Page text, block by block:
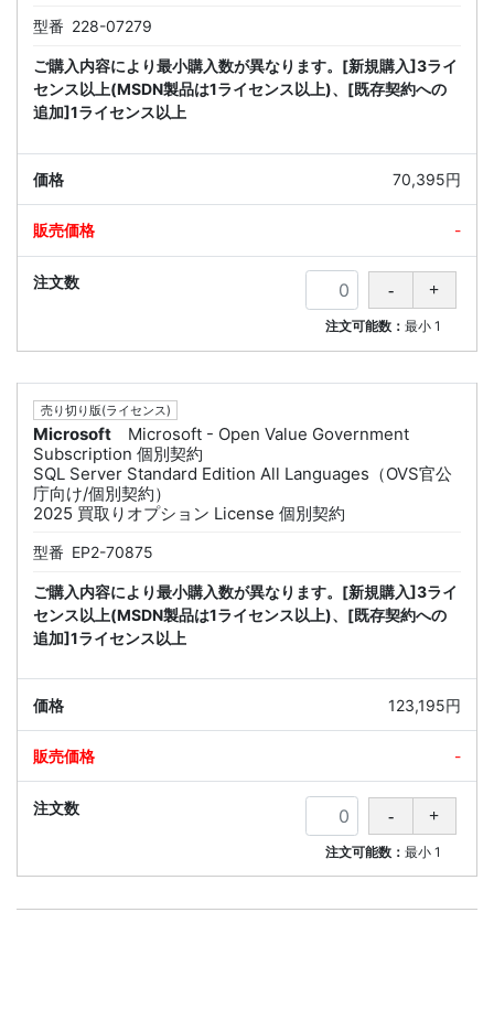
型番 228-07279
ご購入内容により最小購入数が異なります。[新規購入]3ライ
センス以上(MSDN製品は1ライセンス以上)、[既存契約への
追加]1ライセンス以上
70,395円
-
注文可能数：最小 1
売り切り版(ライセンス)
Microsoft
Microsoft - Open Value Government
Subscription 個別契約
SQL Server Standard Edition All Languages（OVS官公
庁向け/個別契約）
2025 買取りオプション License 個別契約
型番 EP2-70875
ご購入内容により最小購入数が異なります。[新規購入]3ライ
センス以上(MSDN製品は1ライセンス以上)、[既存契約への
追加]1ライセンス以上
123,195円
-
注文可能数：最小 1